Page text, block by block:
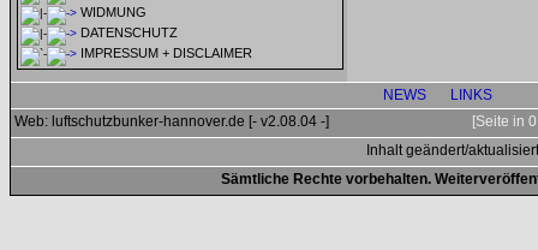
WIDMUNG
DATENSCHUTZ
IMPRESSUM + DISCLAIMER
NEWS
LINKS
Web: luftschutzbunker-hannover.de [- v2.08.04 -]
[Seite in
Inhalt geändert/
Sämtliche Rechte vorbehalten.